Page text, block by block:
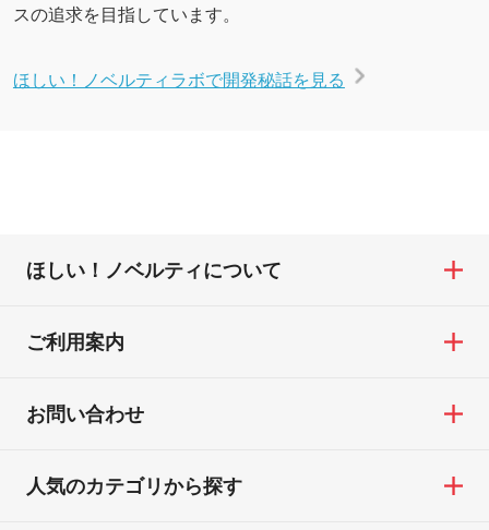
スの追求を目指しています。
ほしい！ノベルティラボで開発秘話を見る
ほしい！ノベルティについて
ご利用案内
お問い合わせ
人気のカテゴリから探す